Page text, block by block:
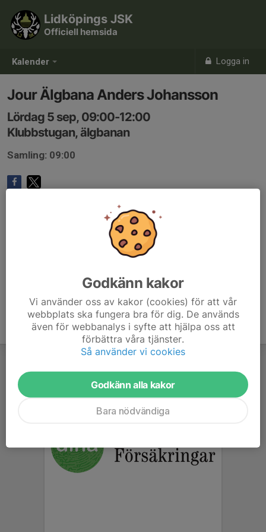
Kalender Logga in
Lidköpings JSK
Officiell hemsida
Jour Älgbana Anders Johansson
Lördag 5 sep, 09:00-12:00
Klubbstugan, älgbanan
Samling: 09:00
Godkänn kakor
Vi använder oss av kakor (cookies) för att vår
webbplats ska fungera bra för dig. De används
även för webbanalys i syfte att hjälpa oss att
förbättra våra tjänster.
Så använder vi cookies
Godkänn alla kakor
Bara nödvändiga